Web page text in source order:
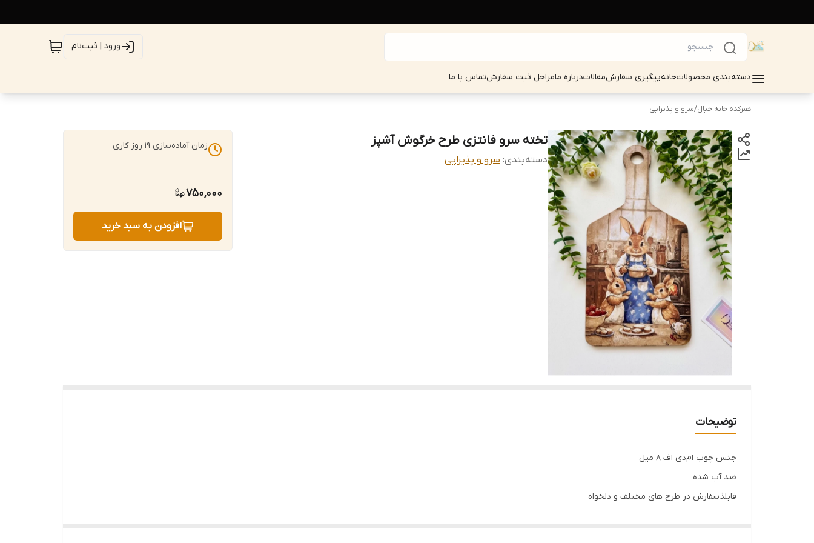
ورود | ثبت‌نام
دسته‌بندی محصولاتخانهپیگیری سفارشمقالاتدرباره مامراحل ثبت سفارشتماس با ما
هنرکده خانه خیال/سرو و پذیرایی
تخته سرو فانتزی طرح خرگوش آشپز
دسته‌بندی: سرو و پذیرایی
زمان آماده‌سازی 19 روز کاری
750,000
افزودن به سبد خرید
توضیحات
جنس چوب ام‌دی اف ۸ میل
ضد آب شده‌
قابلذسفارش در طرح های مختلف و دلخواه